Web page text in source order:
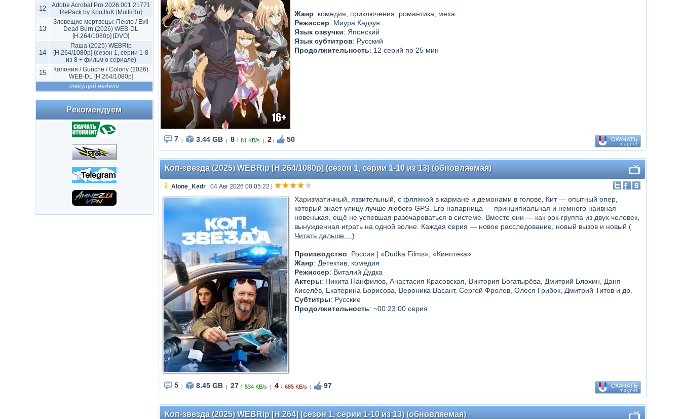
12
Adobe Acrobat Pro 2026.001.21771
RePack by KpoJIuK [Multi/Ru]
13
Зловещие мертвецы: Пекло / Evil
Dead Burn (2026) WEB-DL
[H.264/1080p] [DVO]
14
Паша (2025) WEBRip
[H.264/1080p] (сезон 1, серии 1-8
из 8 + фильм о сериале)
15
Колония / Gunche / Colony (2026)
WEB-DL [H.264/1080p]
текущей недели
Рекомендуем
Жанр: комедия, приключения, романтика, меха
Режиссер: Миура Кадзуя
Язык озвучки: Японский
Язык субтитров: Русский
Продолжительность: 12 серий по 25 мин
7 3.44 GB 8 ↑ 81 KB/s 2 50
Коп-звезда (2025) WEBRip [H.264/1080p] (сезон 1, серии 1-10 из 13) (обновляемая)
Alone_Kedr| 04 Авг 2026 00:05:22
Харизматичный, язвительный, с фляжкой в кармане и демонами в голове, Кит — опытный опер,
который знает улицу лучше любого GPS. Его напарница — принципиальная и немного наивная
новенькая, ещё не успевшая разочароваться в системе. Вместе они — как рок-группа из двух человек,
вынужденная играть на одной волне. Каждая серия — новое расследование, новый вызов и новый (
Читать дальше... )
Производство: Россия | «Dudka Films», «Кинотека»
Жанр: Детектив, комедия
Режиссер: Виталий Дудка
Актеры: Никита Панфилов, Анастасия Красовская, Виктория Богатырёва, Дмитрий Блохин, Даня
Киселёв, Екатерина Борисова, Вероника Васант, Сергей Фролов, Олеся Грибок, Дмитрий Титов и др.
Субтитры: Русские
Продолжительность: ~00:23:00 серия
5 8.45 GB 27 ↑ 534 KB/s 4 ↓ 685 KB/s 97
Коп-звезда (2025) WEBRip [H.264] (сезон 1, серии 1-10 из 13) (обновляемая)